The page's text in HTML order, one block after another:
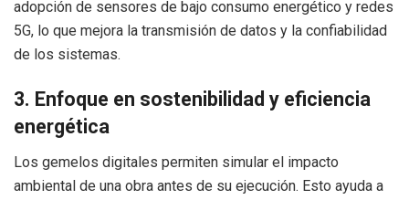
adopción de sensores de bajo consumo energético y redes
5G, lo que mejora la transmisión de datos y la confiabilidad
de los sistemas.
3. Enfoque en sostenibilidad y eficiencia
energética
Los gemelos digitales permiten simular el impacto
ambiental de una obra antes de su ejecución. Esto ayuda a